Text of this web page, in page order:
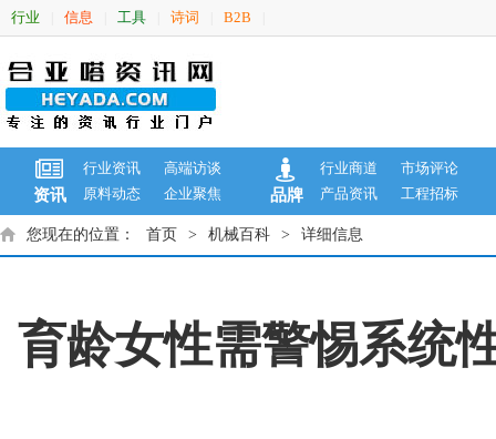
行业 信息 工具 诗词 B2B
资讯
行业资讯
高端访谈
原料动态
企业聚焦 品牌
行业商道
市场评论
产品资讯
工程招标
您现在的位置： 首页 > 机械百科 > 详细信息
育龄女性需警惕系统